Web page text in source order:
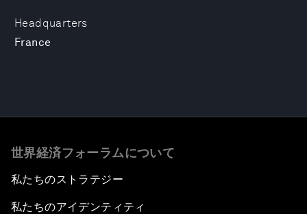
Headquarters
France
世界経済フォーラムについて
私たちのストラテジー
私たちのアイデンティティ